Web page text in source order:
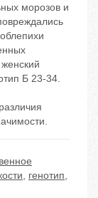
морозов и
Б 23-34.
, генотип,